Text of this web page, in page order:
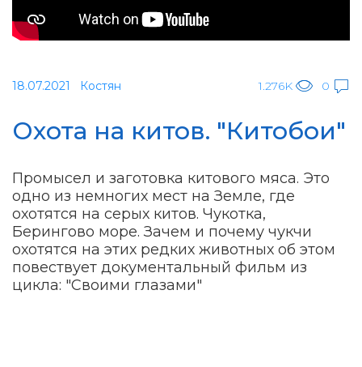
18.07.2021 Костян 1.276K 0
Охота на китов. "Китобои"
Промысел и заготовка китового мяса. Это
одно из немногих мест на Земле, где
охотятся на серых китов. Чукотка,
Берингово море. Зачем и почему чукчи
охотятся на этих редких животных об этом
повествует документальный фильм из
цикла: "Своими глазами"